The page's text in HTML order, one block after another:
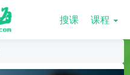
搜课 课程